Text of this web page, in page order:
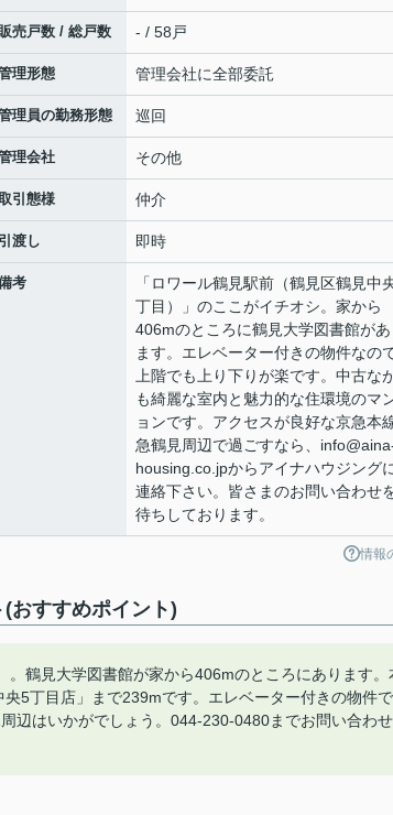
売戸数 / 総戸数 - / 58戸
理形態 管理会社に全部委託
理員の勤務形態 巡回
理会社 その他
引態様 仲介
引渡し 即時
考
「ロワール鶴見駅前（鶴見区鶴見中
丁目）」のここがイチオシ。家から
406mのところに鶴見大学図書館が
ます。エレベーター付きの物件なの
上階でも上り下りが楽です。中古な
も綺麗な室内と魅力的な住環境のマ
ョンです。アクセスが良好な京急本
急鶴見周辺で過ごすなら、
housing.co.jpからアイナハウジング
連絡下さい。皆さまのお問い合わせ
待ちしております。
情報
おすすめポイント)
鶴見大学図書館が家から406mのところにあります。
5丁目店」まで239mです。エレベーター付きの物件で
辺はいかがでしょう。044-230-0480までお問い合わせ